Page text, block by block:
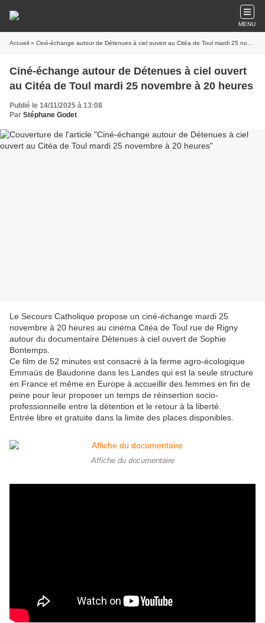
MENU
Accueil » Ciné-échange autour de Détenues à ciel ouvert au Citéa de Toul mardi 25 novembre à 20 heures
Ciné-échange autour de Détenues à ciel ouvert
au Citéa de Toul mardi 25 novembre à 20 heures
Publié le 14/11/2025 à 13:08
Par Stéphane Godet
Le Secours Catholique propose un ciné-échange mardi 25
novembre à 20 heures au cinéma Citéa de Toul rue de Rigny
autour du documentaire Détenues à ciel ouvert de Sophie
Bontemps.
Ce film de 52 minutes est consacré à la ferme agro-écologique
Emmaüs de Baudonne dans les Landes qui est la seule structure
en France et même en Europe à accueillir des femmes en fin de
peine pour leur proposer un temps de réinsertion socio-
professionnelle entre la détention et le retour à la liberté.
Entrée libre et gratuite dans la limite des places disponibles
Affiche du documentaire